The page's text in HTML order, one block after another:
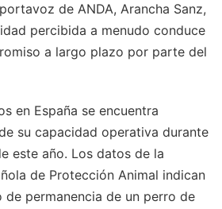
de ANDA, Arancha Sanz,
percibida a menudo conduce
a largo plazo por parte del
en España se encuentra
su capacidad operativa durante
este año. Los datos de la
de Protección Animal indican
permanencia de un perro de